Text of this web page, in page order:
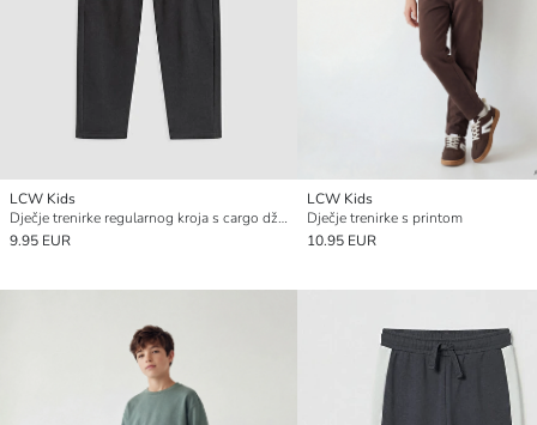
LCW Kids
Dječje trenirke regularnog kroja s cargo džepovima
9.95 EUR
LCW Kids
Dječje trenirke s printom
10.95 EUR